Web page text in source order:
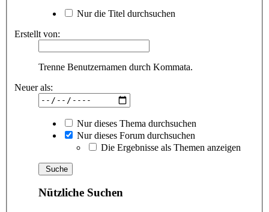
Nur die Titel durchsuchen
Erstellt von:
Trenne Benutzernamen durch Kommata.
Neuer als:
Nur dieses Thema durchsuchen
Nur dieses Forum durchsuchen
Die Ergebnisse als Themen anzeigen
Nützliche Suchen